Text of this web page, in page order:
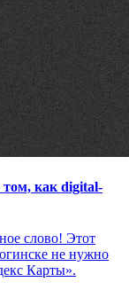
том, как digital-
слово! Этот
не нужно
Карты».